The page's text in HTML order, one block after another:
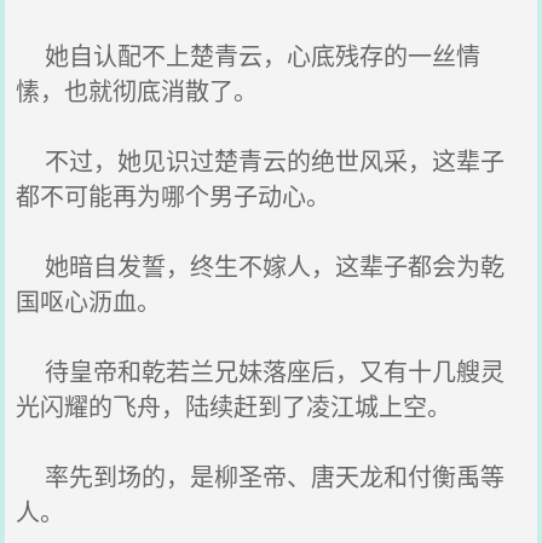
她自认配不上楚青云，心底残存的一丝情
愫，也就彻底消散了。
不过，她见识过楚青云的绝世风采，这辈子
都不可能再为哪个男子动心。
她暗自发誓，终生不嫁人，这辈子都会为乾
国呕心沥血。
待皇帝和乾若兰兄妹落座后，又有十几艘灵
光闪耀的飞舟，陆续赶到了凌江城上空。
率先到场的，是柳圣帝、唐天龙和付衡禹等
人。